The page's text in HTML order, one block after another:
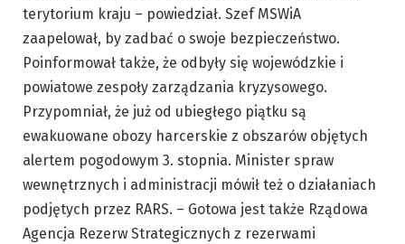
terytorium kraju – powiedział. Szef MSWiA
zaapelował, by zadbać o swoje bezpieczeństwo.
Poinformował także, że odbyły się wojewódzkie i
powiatowe zespoły zarządzania kryzysowego.
Przypomniał, że już od ubiegłego piątku są
ewakuowane obozy harcerskie z obszarów objętych
alertem pogodowym 3. stopnia. Minister spraw
wewnętrznych i administracji mówił też o działaniach
podjętych przez RARS. – Gotowa jest także Rządowa
Agencja Rezerw Strategicznych z rezerwami